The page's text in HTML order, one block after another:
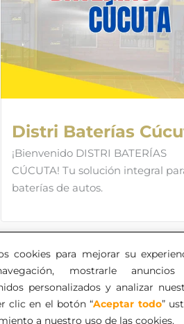
cookies para mejorar su
mostrarle
personalizados y analizar
clic en el botón “Aceptar todo”
a nuestro uso de las cookies.
Distri Baterías
¡Bienvenido DISTRI BATERÍAS
CÚCUTA! Tu solución integral
baterías de autos.